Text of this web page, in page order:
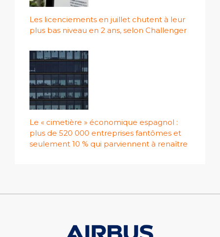
Les licenciements en juillet chutent à leur
plus bas niveau en 2 ans, selon Challenger
Le « cimetière » économique espagnol :
plus de 520 000 entreprises fantômes et
seulement 10 % qui parviennent à renaître